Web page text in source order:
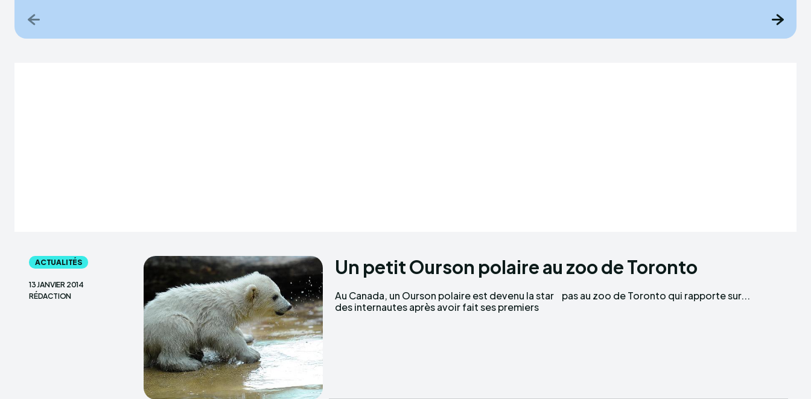
ACTUALITÉS
13 JANVIER 2014
RÉDACTION
Un petit Ourson polaire au zoo de Toronto
Au Canada, un Ourson polaire est devenu la star
des internautes après avoir fait ses premiers
pas au zoo de Toronto qui rapporte sur...